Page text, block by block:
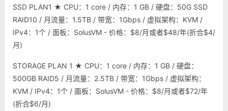
SSD PLAN1 ★ CPU：1 core / 内存：1 GB / 硬盘：50G SSD
RAID10 / 月流量：1.5TB / 带宽：1Gbps / 虚拟架构：KVM /
IPv4：1个 / 面板：SolusVM - 价格：$8/月或者$48/年(折合$4/
月)
STORAGE PLAN 1 ★ CPU：1 core / 内存：1 GB / 硬盘：
500GB RAID5 / 月流量：2.5TB / 带宽：1Gbps / 虚拟架构：
KVM / IPv4：1个 / 面板：SolusVM - 价格：$8/月或者$72/年
(折合$6/月)